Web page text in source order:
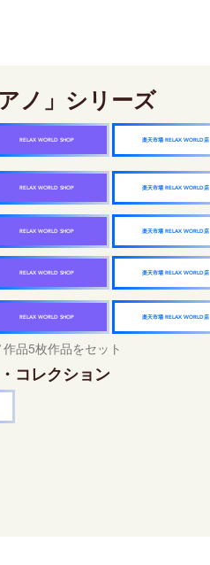
ノ」シリーズ
楽天市場 RELAX WORLD店
RELAX WORLD SHOP
楽天市場 RELAX WORLD店
RELAX WORLD SHOP
楽天市場 RELAX WORLD店
RELAX WORLD SHOP
楽天市場 RELAX WORLD店
RELAX WORLD SHOP
楽天市場 RELAX WORLD店
RELAX WORLD SHOP
品5枚作品をセット
コレクション